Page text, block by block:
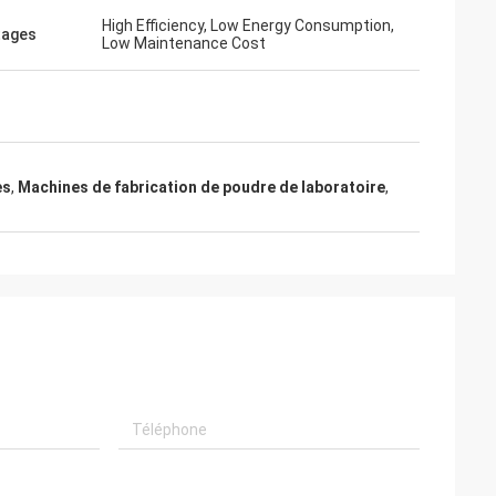
prix
et
ordres
High Efficiency, Low Energy Consumption,
Low Maintenance Cost
, Machines de fabrication de poudre de laboratoire,